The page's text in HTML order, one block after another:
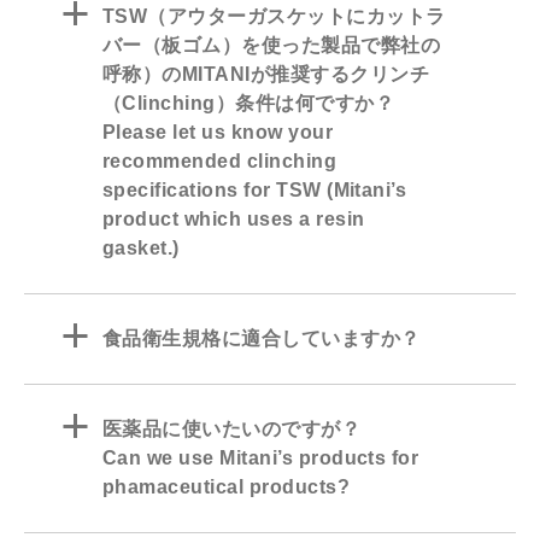
a
TSW（アウターガスケットにカットラ
バー（板ゴム）を使った製品で弊社の
呼称）のMITANIが推奨するクリンチ
（Clinching）条件は何ですか？
Please let us know your
recommended clinching
specifications for TSW (Mitani’s
product which uses a resin
gasket.)
a 食品衛生規格に適合していますか？
a
医薬品に使いたいのですが？
Can we use Mitani’s products for
phamaceutical products?